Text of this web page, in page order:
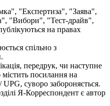
"Експертиза", "Заява",
"Вибори", "Тест-драйв",
на правах
спільно з
передрук, чи наступне
посилання на
суворо забороняється.
Я-Корреспондент є автор